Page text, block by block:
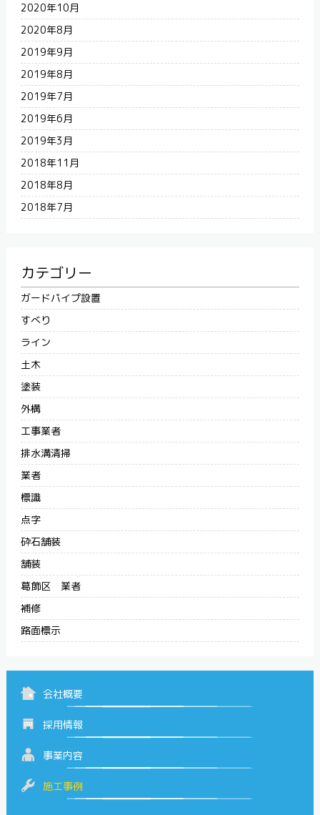
2020年10月
2020年8月
2019年9月
2019年8月
2019年7月
2019年6月
2019年3月
2018年11月
2018年8月
2018年7月
カテゴリー
ガードパイプ設置
すべり
ライン
土木
塗装
外構
工事業者
排水溝清掃
業者
標識
点字
砕石舗装
舗装
葛飾区 業者
補修
路面標示
会社概要
採用情報
事業内容
施工事例